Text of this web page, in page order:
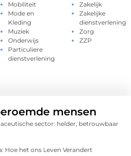
Mobiliteit
Mode en
Kleding
Muziek
Onderwijs
Particuliere
dienstverlening
Zakelijk
Zakelijke
dienstverlening
Zorg
ZZP
mensen
sector: helder, betrouwbaar
Hoe het ons Leven Verandert